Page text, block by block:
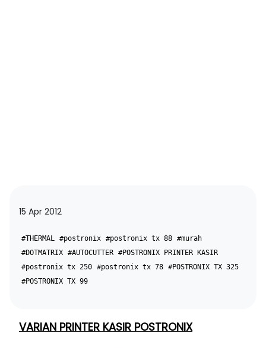
15 Apr 2012
#THERMAL #postronix #postronix tx 88 #murah
#DOTMATRIX #AUTOCUTTER #POSTRONIX PRINTER KASIR
#postronix tx 250 #postronix tx 78 #POSTRONIX TX 325
#POSTRONIX TX 99
VARIAN PRINTER KASIR POSTRONIX